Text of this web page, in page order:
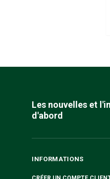
Les nouvelles et
d'abord
INFORMATIONS